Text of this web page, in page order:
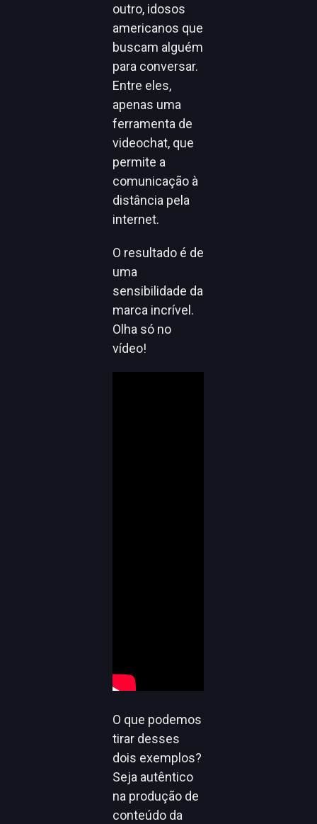
outro, idosos
americanos que
buscam alguém
para conversar.
Entre eles,
apenas uma
ferramenta de
videochat, que
permite a
comunicação à
distância pela
internet.
O resultado é de
uma
sensibilidade da
marca incrível.
Olha só no
vídeo!
O que podemos
tirar desses
dois exemplos?
Seja autêntico
na produção de
conteúdo da